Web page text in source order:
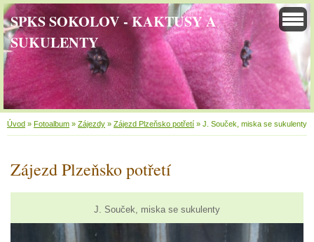
SPKS SOKOLOV - KAKTUSY A
SUKULENTY
Úvod » Fotoalbum » Zájezdy » Zájezd Plzeňsko potřetí » J. Souček, miska se sukulenty
Zájezd Plzeňsko potřetí
J. Souček, miska se sukulenty